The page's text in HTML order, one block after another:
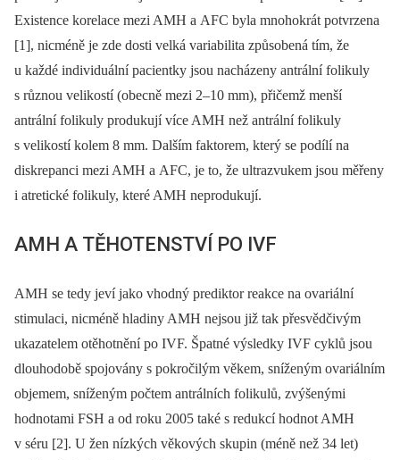
Existence korelace mezi AMH a AFC byla mnohokrát potvrzena
[1], nicméně je zde dosti velká variabilita způsobená tím, že
u každé individuální pacientky jsou nacházeny antrální folikuly
s různou velikostí (obecně mezi 2–10 mm), přičemž menší
antrální folikuly produkují více AMH než antrální folikuly
s velikostí kolem 8 mm. Dalším faktorem, který se podílí na
diskrepanci mezi AMH a AFC, je to, že ultrazvukem jsou měřeny
i atretické folikuly, které AMH neprodukují.
AMH A TĚHOTENSTVÍ PO IVF
AMH se tedy jeví jako vhodný prediktor reakce na ovariální
stimulaci, nicméně hladiny AMH nejsou již tak přesvědčivým
ukazatelem otěhotnění po IVF. Špatné výsledky IVF cyklů jsou
dlouhodobě spojovány s pokročilým věkem, sníženým ovariál­ním
objemem, sníženým počtem antrálních folikulů, zvýšenými
hodnotami FSH a od roku 2005 také s redukcí hodnot AMH
v séru [2]. U žen nízkých věkových skupin (méně než 34 let)